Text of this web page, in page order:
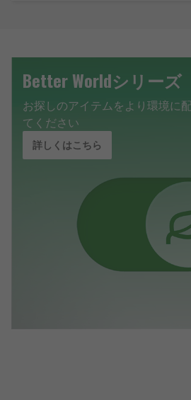
Better Worldシリーズ
お探しのアイテムをより環境に
てください
詳しくはこちら